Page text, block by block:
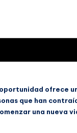
ofrece
que han
una nueva